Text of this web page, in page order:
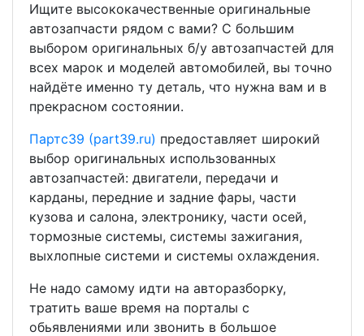
Ищите высококачественные оригинальные
автозапчасти рядом с вами? С большим
выбором оригинальных б/у автозапчастей для
всех марок и моделей автомобилей, вы точно
найдёте именно ту деталь, что нужна вам и в
прекрасном состоянии.
Партс39 (part39.ru) предоставляет широкий
выбор оригинальных использованных
автозапчастей: двигатели, передачи и
карданы, передние и задние фары, части
кузова и салона, электронику, части осей,
тормозные системы, системы зажигания,
выхлопные системи и системы охлаждения.
Не надо самому идти на авторазборку,
тратить ваше время на порталы с
обьявлениями или звонить в большое